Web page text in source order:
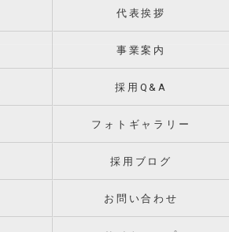
代表挨拶
事業案内
採用Q&A
フォトギャラリー
採用ブログ
お問い合わせ